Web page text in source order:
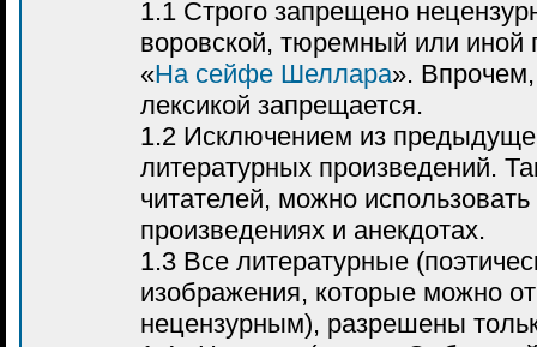
1.1 Строго запрещено
воровской, тюремный или иной
«На сейфе Шеллара».
лексикой запрещается.
1.2 Исключением из
литературных произведений.
читателей, можно
произведениях и анекдотах.
1.3 Все литературные
изображения, которые можно
нецензурным), разрешены